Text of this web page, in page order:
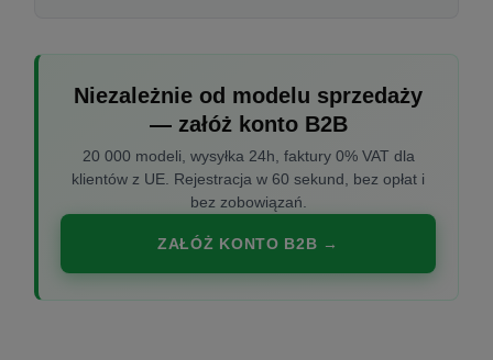
Niezależnie od modelu sprzedaży
— załóż konto B2B
20 000 modeli, wysyłka 24h, faktury 0% VAT dla
klientów z UE. Rejestracja w 60 sekund, bez opłat i
bez zobowiązań.
ZAŁÓŻ KONTO B2B →